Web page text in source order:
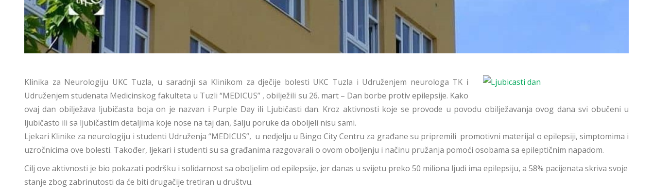
Klinika za Neurologiju UKC Tuzla, u saradnji sa Klinikom za dječije bolesti UKC Tuzla i Udruženjem neurologa TK i
Udruženjem studenata Medicinskog fakulteta u Tuzli “MEDICUS” , obilježili su 26. mart – Dan borbe protiv epilepsije. Kako
ovaj dan obilježava ljubičasta boja on je nazvan i Purple Day ili Ljubičasti dan. Kroz aktivnosti koje se provode u povodu obilježavanja ovog dana svi obučeni u
ljubičasto ili sa ljubičastim detaljima koje nose na taj dan, šalju poruke da oboljeli nisu sami.
Ljekari Klinike za neurologiju i studenti Udruženja “MEDICUS”, u nedjelju u Bingo City Centru za građane su pripremili promotivni materijal o epilepsiji, simptomima i
uzročnicima ove bolesti. Također, ljekari i studenti su sa građanima razgovarali o ovom oboljenju i načinu pružanja pomoći osobama sa epileptičnim napadom.
Cilj ove aktivnosti je bio pokazati podršku i solidarnost sa oboljelim od epilepsije, jer danas u svijetu preko 50 miliona ljudi ima epilepsiju, a 58% pacijenata skriva svoje
stanje zbog zabrinutosti da će biti drugačije tretiran u društvu.